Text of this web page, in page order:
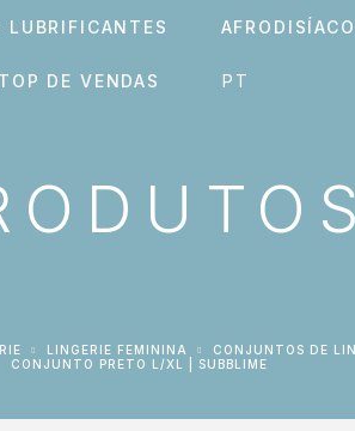
LUBRIFICANTES
TOP DE VENDAS
LINGERIE FEMININA
CONJUNTOS DE
CONJUNTO PRETO L/XL | SUBBLIME